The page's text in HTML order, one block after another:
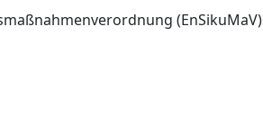
(EnSikuMaV)